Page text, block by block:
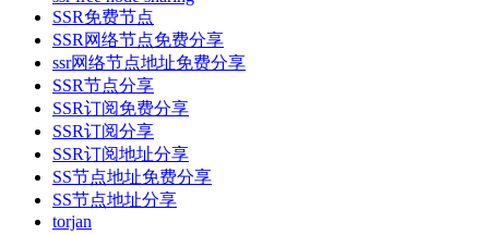
SSR免费节点
SSR网络节点免费分享
ssr网络节点地址免费分享
SSR节点分享
SSR订阅免费分享
SSR订阅分享
SSR订阅地址分享
SS节点地址免费分享
SS节点地址分享
torjan